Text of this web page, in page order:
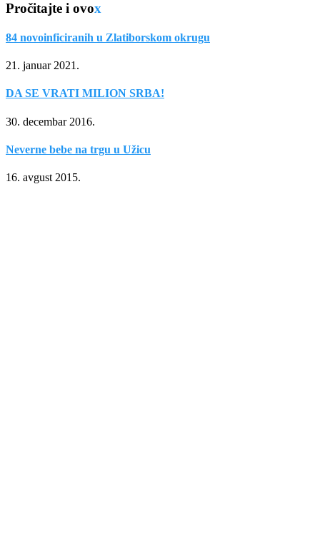
Pročitajte i ovox
84 novoinficiranih u Zlatiborskom okrugu
21. januar 2021.
DA SE VRATI MILION SRBA!
30. decembar 2016.
Neverne bebe na trgu u Užicu
16. avgust 2015.